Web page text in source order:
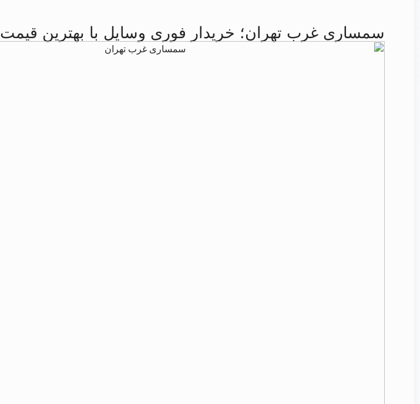
سمساری غرب تهران؛ خریدار فوری وسایل با بهترین قیمت